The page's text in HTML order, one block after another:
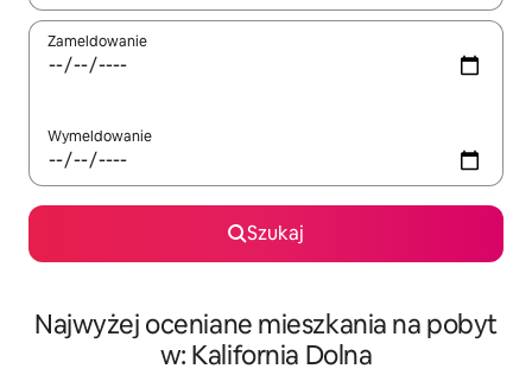
Zameldowanie
Wymeldowanie
Szukaj
Najwyżej oceniane mieszkania na pobyt
w: Kalifornia Dolna